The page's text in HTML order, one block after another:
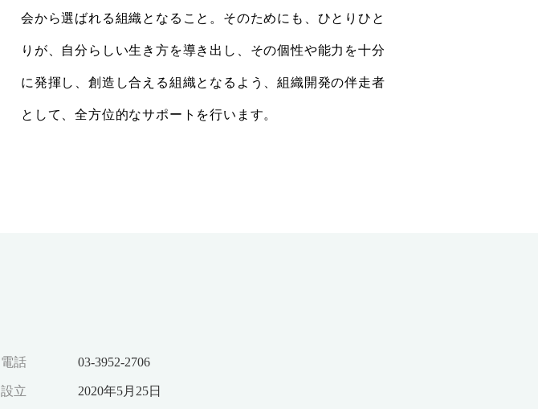
会から選ばれる組織となること。そのためにも、ひとりひと
りが、自分らしい生き方を導き出し、その個性や能力を十分
に発揮し、創造し合える組織となるよう、組織開発の伴走者
として、全方位的なサポートを行います。
電話 03-3952-2706
設立 2020年5月25日